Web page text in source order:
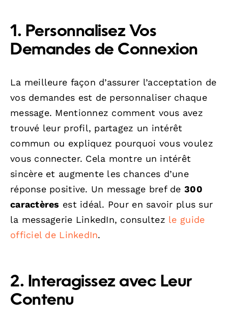
1. Personnalisez Vos
Demandes de Connexion
La meilleure façon d’assurer l’acceptation de
vos demandes est de personnaliser chaque
message. Mentionnez comment vous avez
trouvé leur profil, partagez un intérêt
commun ou expliquez pourquoi vous voulez
vous connecter. Cela montre un intérêt
sincère et augmente les chances d’une
réponse positive. Un message bref de 300
caractères est idéal. Pour en savoir plus sur
la messagerie LinkedIn, consultez le guide
officiel de LinkedIn.
2. Interagissez avec Leur
Contenu